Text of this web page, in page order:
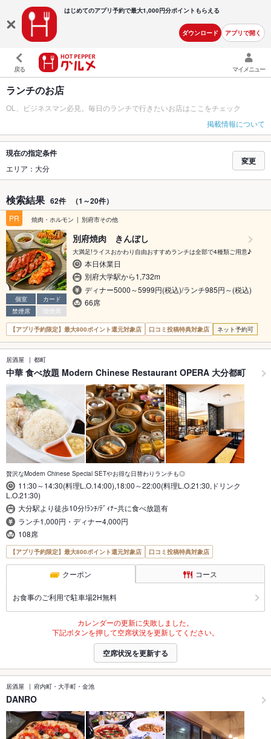
はじめてのアプリ予約で最大1,000円分ポイントもらえる
ダウンロード アプリで開く
戻る マイメニュー
ランチのお店
OL、ビジネスマン必見。毎日のランチで行きたいお店はここをチェック
掲載情報について
現在の指定条件
エリア：大分
変更
検索結果 62件 （1～20件）
PR 焼肉・ホルモン 別府市その他
個室
カード
禁煙席
喫煙席
別府焼肉 きんぼし
大満足!ライスおかわり自由おすすめランチは全部で4種類ご用意♪
本日休業日
別府大学駅から1,732m
ディナー5000～5999円(税込)/ランチ985円～(税込)
66席
【アプリ予約限定】最大800ポイント還元対象店 口コミ投稿特典対象店 ネット予約可
居酒屋 都町
中華 食べ放題 Modern Chinese Restaurant OPERA 大分都町
贅沢なModern Chinese Special SETやお得な日替わりランチも◎
11:30～14:30(料理L.O.14:00),18:00～22:00(料理L.O.21:30,ドリンク
L.O.21:30)
大分駅より徒歩10分!ﾗﾝﾁ/ﾃﾞｨﾅｰ共に食べ放題有
ランチ1,000円・ディナー4,000円
108席
【アプリ予約限定】最大800ポイント還元対象店 口コミ投稿特典対象店
クーポン コース
お食事のご利用で駐車場2H無料
カレンダーの更新に失敗しました。
下記ボタンを押して空席状況を更新してください。
空席状況を更新する
居酒屋 府内町・大手町・金池
DANRO